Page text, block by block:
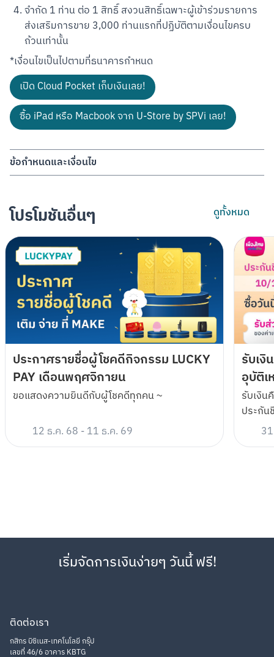
จำกัด 1 ท่าน ต่อ 1 สิทธิ์ สงวนสิทธิ์เฉพาะผู้เข้าร่วมรายการ
ส่งเสริมการขาย 3,000 ท่านแรกที่ปฏิบัติตามเงื่อนไขครบ
ถ้วนเท่านั้น
*เงื่อนไขเป็นไปตามที่ธนาคารกำหนด
เปิด Cloud Pocket เก็บเงินเลย!
ซื้อ iPad หรือ Macbook จาก U-Store by SPVi เลย!
ข้อกำหนดและเงื่อนไข
รับการติดต่อโดยตรงจากธนาคารผ่านช่องทางแอปพลิเคชัน MAKE by
KBank เท่านั้น
ระยะเวลาส่งเสริมการขาย: ตั้งแต่วันที่ 1 มีนาคม 2566 – 31 พฤษภาคม
2566
ลูกค้าจะได้รับโค้ดส่วนลด 500 บาทจาก U-Store by SPVi ผ่านทาง
SMS ของหมายเลขเบอร์โทรศัพท์เคลื่อนที่ที่ได้ผูกไว้กับแอปพลิเคชัน หรือ
ในแถบแจ้งเตือนใน MAKE by KBank ของลูกค้า ภายใน 14 วันทำการ
นับแต่วันที่สิ้นสุดระยะเวลาส่งเสริมการขาย เมื่อลูกค้าทำภารกิจที่ 1 และ
ภารกิจที่ 2 สำเร็จ ในระหว่างระยะเวลาส่งเสริมการขาย ดังนี้
ภารกิจที่ 1: สร้าง Cloud Pocket ชื่อ “MAKE X U-Store by SPVi"
ภายในวันที่ 31 มีนาคม 2566 ทั้งนี้ ในขณะสร้าง Cloud Pocket
ระบบจะแสดงข้อความว่าได้เข้าร่วมกิจกรรมแล้ว
ภารกิจที่ 2: ย้ายเงินเป็นจำนวนขั้นต่ำ 2,500 บาทต่อครั้ง อย่างน้อย
1 ครั้งต่อเดือน ต่อเนื่องเป็นเวลา 3 เดือน ตั้งแต่วันที่ 1 มีนาคม 2566
– 31 พฤษภาคม 2566 เข้า Cloud Pocket ชื่อ “MAKE X U-Store
by SPVi" ของตนเอง ด้วยวิธีการย้ายเงินจาก cashbox หรือ จาก
Cloud Pocket อื่น โดย ณ สิ้นเดือนมีนาคมต้องมีเงินขั้นต่ำ 2,500
บาท, สิ้นเดือนเมษายนต้องมีเงินขั้นต่ำ 5,000 บาท, สิ้นเดือน
ดอกเบี้ยร้อยละ 6.66 ต่อปี จากยอดเงินฝาก 7,500 บาท ที่ฝากเป็นระยะ
รายการส่งเสริมการขายนี้ไม่สามารถใช้ร่วมกับสิทธิประโยชน์หรือ
รายการส่งเสริมการขายอื่นของธนาคารได้
ธนาคารขอสงวนสิทธิ์ในการแก้ไข เปลี่ยนแปลง หรือยกเลิกเงื่อนไขการ
โปรโมชันอื่นๆ ดูทั้งหมด
ประกาศรายชื่อผู้โชคดีกิจกรรม LUCKY
PAY เดือนพฤศจิกายน
ขอแสดงความยินดีกับผู้โชคดีทุกคน ~
12 ธ.ค. 68 -11 ธ.ค. 69
รับเงิ
อุบัติ
รับเงิน
ประกัน
ติดต่อเรา
กสิกร บิซิเนส-เทคโนโลยี กรุ๊ป
เลขที่ 46/6 อาคาร KBTG
เริ่มจัดการเงินง่ายๆ วันนี้ ฟรี!